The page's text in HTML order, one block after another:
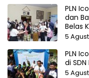
PLN
dan
Belas
5
PLN
di
5